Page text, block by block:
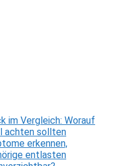
im Vergleich: Worauf
achten sollten
erkennen,
entlasten